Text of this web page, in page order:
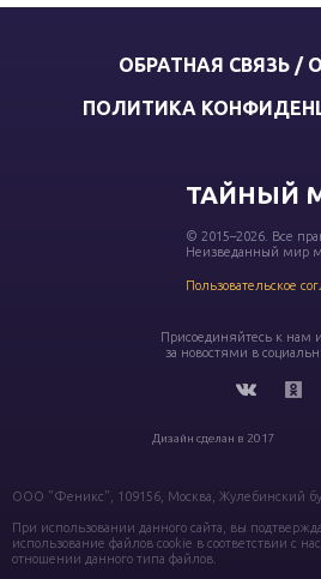
ОБРАТНАЯ СВЯЗЬ /
ПОЛИТИКА
ТАЙНЫЙ
© 2015–2026. Все
Неизведанный мир
Пользовательское
Присоединяйтесь к нам
за новостями в
Дизайн сделан в 2017
ООО "Феникс", 109156, Москва, Жулебинский
При использовании данного сайта, вы
использование файлов cookie в соответствии с
отношении данного типа файлов.